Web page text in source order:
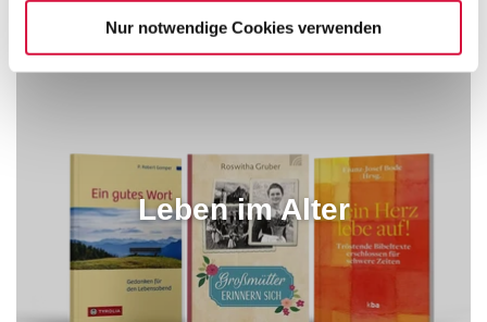
Nur notwendige Cookies verwenden
Leben im Alter